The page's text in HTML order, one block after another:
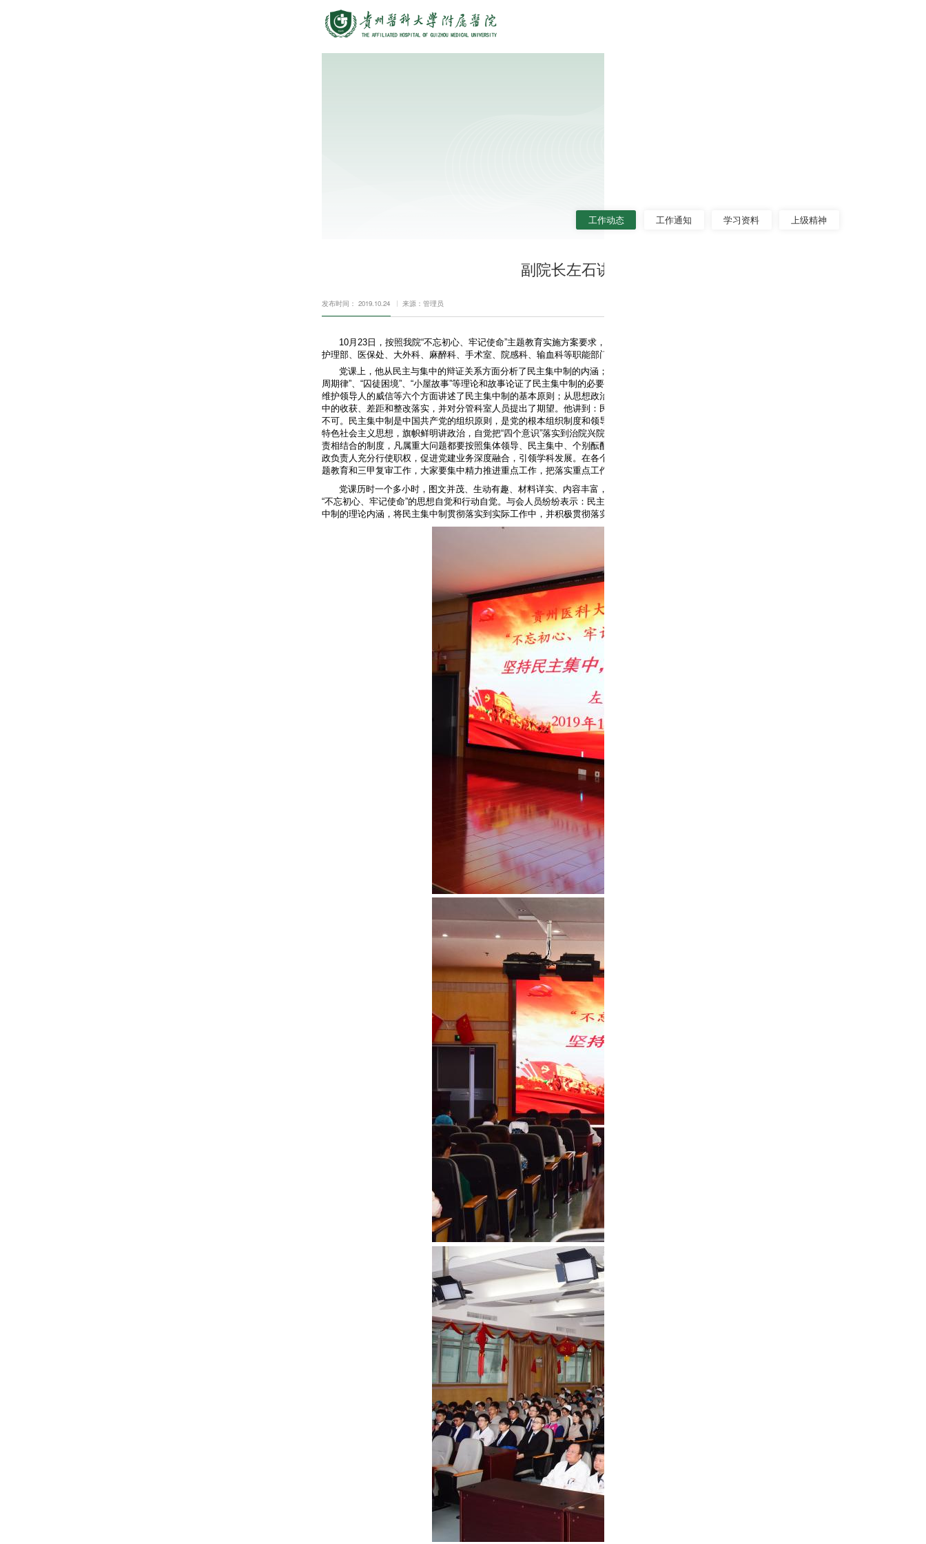
工作动态 工作通知 学习资料 上级精神
副院长左石讲授“不忘初心、牢记使命”主题教育专题党课
发布时间： 2019.10.24 来源：管理员
10月23日，按照我院“不忘初心、牢记使命”主题教育实施方案要求，副院长左石在急诊四楼会议室作了题为
护理部、医保处、大外科、麻醉科、手术室、院感科、输血科等职能部门及临床科室的党员到会聆听。
党课上，他从民主与集中的辩证关系方面分析了民主集中制的内涵；从党的历史上各个时期党的主要领导对民主集中制的论述，讲解了民主集中制的
周期律”、“囚徒困境”、“小屋故事”等理论和故事论证了民主集中制的必要性；从“四个服从”原则、选举原则、党的领导机关原则、上下级工作关系原则、
维护领导人的威信等六个方面讲述了民主集中制的基本原则；从思想政治建设、党委领导、党建引领等方面阐释了公立医院如何做好民主集中制；此外
中的收获、差距和整改落实，并对分管科室人员提出了期望。他讲到：民主集中制是民主基础上的集中和集中指导下的民主，民主与集中是辨证的统一
不可。民主集中制是中国共产党的组织原则，是党的根本组织制度和领导制度，是我党一贯的优良传统和作风。做好民主集中制，要坚持把党的政治建
特色社会主义思想，旗帜鲜明讲政治，自觉把“四个意识”落实到治院兴院各个方面，牢固树立“四个自信”，切实做到“两个维护”。公立医院实行党委领导
责相结合的制度，凡属重大问题都要按照集体领导、民主集中、个别酝酿、会议决定的原则，由党委集体讨论。院内设机构党支部要突出政治功能，参
政负责人充分行使职权，促进党建业务深度融合，引领学科发展。在各个党组织中，应严格贯彻民主集中制的六大原则，尤其是四个服从原则，坚决落
题教育和三甲复审工作，大家要集中精力推进重点工作，把落实重点工作看作是践行民主集中的具体行动。
党课历时一个多小时，图文并茂、生动有趣、材料详实、内容丰富，逻辑缜密、思想深刻，深入浅出的讲解让大家受益匪浅，让大家接受了一次思
“不忘初心、牢记使命”的思想自觉和行动自觉。与会人员纷纷表示：民主集中制是党和人民实践经验和集体智慧的结晶，保证了党的决策正确和有效实施
中制的理论内涵，将民主集中制贯彻落实到实际工作中，并积极贯彻落实院党委的决策部署，用“求真务实、苦干实干”的精神进一步推动医院的发展。